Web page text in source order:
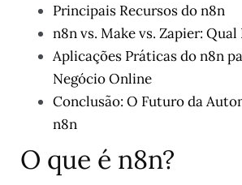
Principais Recursos do n8n
n8n vs. Make vs. Zapier: Qual
Aplicações Práticas do n8n
Negócio Online
Conclusão: O Futuro da
n8n
O que é n8n?